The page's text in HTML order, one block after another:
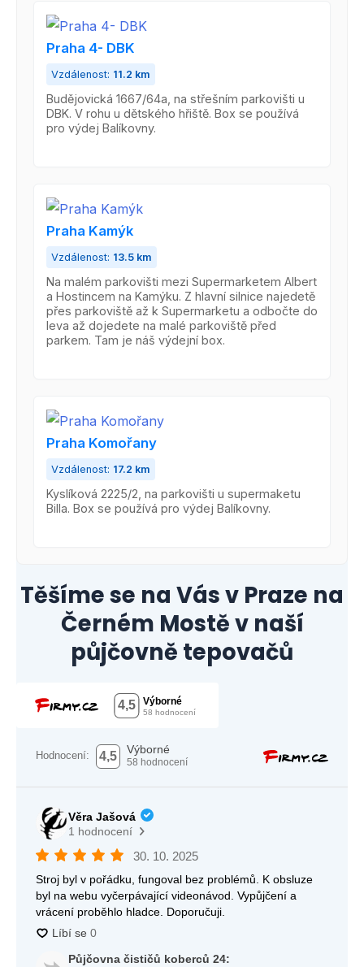
Praha 4- DBK
Vzdálenost: 11.2 km
Budějovická 1667/64a, na střešním parkovišti u
DBK. V rohu u dětského hřiště. Box se používá
pro výdej Balíkovny.
Praha Kamýk
Vzdálenost: 13.5 km
Na malém parkovišti mezi Supermarketem Albert
a Hostincem na Kamýku. Z hlavní silnice najedetě
přes parkoviště až k Supermarketu a odbočte do
leva až dojedete na malé parkoviště před
parkem. Tam je náš výdejní box.
Praha Komořany
Vzdálenost: 17.2 km
Kyslíková 2225/2, na parkovišti u supermaketu
Billa. Box se používá pro výdej Balíkovny.
Těšíme se na Vás v Praze na
Černém Mostě v naší
půjčovně tepovačů